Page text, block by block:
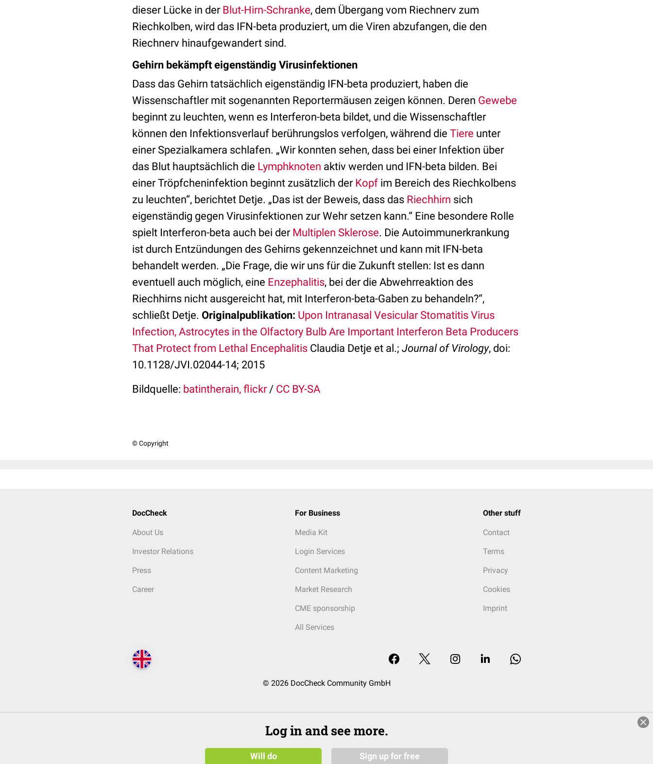
dieser Lücke in der Blut-Hirn-Schranke, dem Übergang vom Riechnerv zum
Riechkolben, wird das IFN-beta produziert, um die Viren abzufangen, die den
Riechnerv hinaufgewandert sind.
Gehirn bekämpft eigenständig Virusinfektionen
Dass das Gehirn tatsächlich eigenständig IFN-beta produziert, haben die
Wissenschaftler mit sogenannten Reportermäusen zeigen können. Deren Gewebe
beginnt zu leuchten, wenn es Interferon-beta bildet, und die Wissenschaftler
können den Infektionsverlauf berührungslos verfolgen, während die Tiere unter
einer Spezialkamera schlafen. „Wir konnten sehen, dass bei einer Infektion über
das Blut hauptsächlich die Lymphknoten aktiv werden und IFN-beta bilden. Bei
einer Tröpfcheninfektion beginnt zusätzlich der Kopf im Bereich des Riechkolbens
zu leuchten“, berichtet Detje. „Das ist der Beweis, dass das Riechhirn sich
eigenständig gegen Virusinfektionen zur Wehr setzen kann.“ Eine besondere Rolle
spielt Interferon-beta auch bei der Multiplen Sklerose. Die Autoimmunerkrankung
ist durch Entzündungen des Gehirns gekennzeichnet und kann mit IFN-beta
behandelt werden. „Die Frage, die wir uns für die Zukunft stellen: Ist es dann
eventuell auch möglich, eine Enzephalitis, bei der die Abwehrreaktion des
Riechhirns nicht ausgereicht hat, mit Interferon-beta-Gaben zu behandeln?“,
schließt Detje. Originalpublikation: Upon Intranasal Vesicular Stomatitis Virus
Infection, Astrocytes in the Olfactory Bulb Are Important Interferon Beta Producers
That Protect from Lethal Encephalitis Claudia Detje et al.; Journal of Virology, doi:
10.1128/JVI.02044-14; 2015
Bildquelle: batintherain, flickr/ CC BY-SA
© Copyright
DocCheck
About Us
Investor Relations
Press
Career
For Business
Media Kit
Login Services
Content Marketing
Market Research
CME sponsorship
All Services
Other stuff
Contact
Terms
Privacy
Cookies
Imprint
© 2026 DocCheck Community GmbH
Log in and see more.
Will do Sign up for free